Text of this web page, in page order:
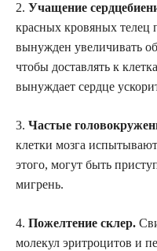
2. Учащение
красных кровяных телец
вынужден увеличивать
чтобы доставлять к
вынуждает сердце
3. Частые
клетки мозга
этого, могут быть
мигрень.
4. Пожелтение склер.
молекул эритроцитов и